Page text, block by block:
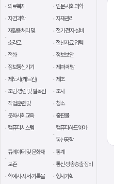
의료복지
인문·사회과학
자연과학
자재관리
재활용처리 및
소각로
전기·전자 설비
전산자료 입력
전화
정보보안
정보통신기기
제과·제빵
제도사(캐드원)
제조
조림·영림 및 벌목원
조사
직업훈련 및
문화사회교육
청소
출판물
컴퓨터시스템
컴퓨터하드웨어·
통신공학
큐레이터 및 문화재
보존
통계
통신·방송송출 장비
학예사·사서·기록물
행사기획